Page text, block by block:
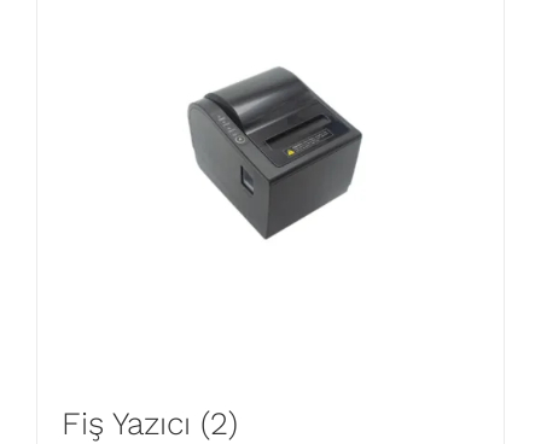
Fiş Yazıcı (2)